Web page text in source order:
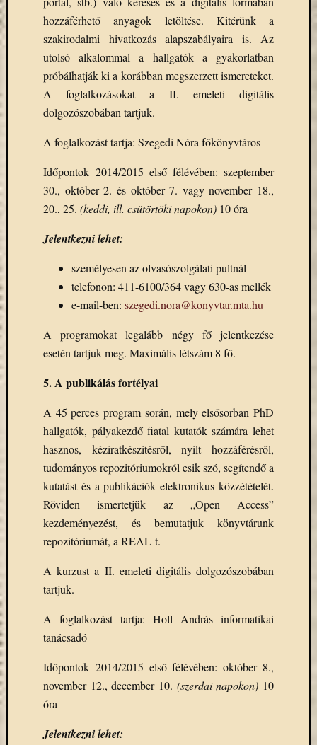
hozzáférhető anyagok letöltése. Kitérünk a
szakirodalmi hivatkozás alapszabályaira is. Az
utolsó alkalommal a hallgatók a gyakorlatban
próbálhatják ki a korábban megszerzett ismereteket.
A foglalkozásokat a II. emeleti digitális
dolgozószobában tartjuk.
A foglalkozást tartja: Szegedi Nóra főkönyvtáros
Időpontok 2014/2015 első félévében: szeptember
30., október 2. és október 7. vagy november 18.,
20., 25. (keddi, ill. csütörtöki napokon) 10 óra
Jelentkezni lehet:
személyesen az olvasószolgálati pultnál
telefonon: 411-6100/364 vagy 630-as mellék
e-mail-ben: szegedi.nora@konyvtar.mta.hu
A programokat legalább négy fő jelentkezése
esetén tartjuk meg. Maximális létszám 8 fő.
5. A publikálás fortélyai
A 45 perces program során, mely elsősorban PhD
hallgatók, pályakezdő fiatal kutatók számára lehet
hasznos, kéziratkészítésről, nyílt hozzáférésről,
tudományos repozitóriumokról esik szó, segítendő a
kutatást és a publikációk elektronikus közzétételét.
Röviden ismertetjük az „Open Access”
kezdeményezést, és bemutatjuk könyvtárunk
repozitóriumát, a REAL-t.
A kurzust a II. emeleti digitális dolgozószobában
tartjuk.
A foglalkozást tartja: Holl András informatikai
tanácsadó
Időpontok 2014/2015 első félévében: október 8.,
november 12., december 10. (szerdai napokon) 10
óra
Jelentkezni lehet:
új